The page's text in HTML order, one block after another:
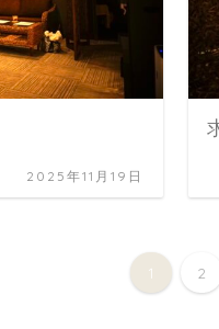
2025年11月19日
1 2